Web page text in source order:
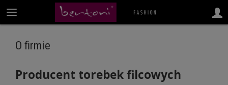
O firmie
Producent torebek filcowych